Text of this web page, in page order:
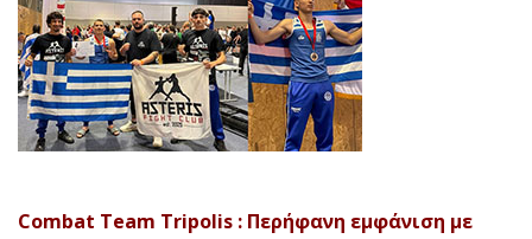
Combat Team Tripolis : Περήφανη εμφάνιση με